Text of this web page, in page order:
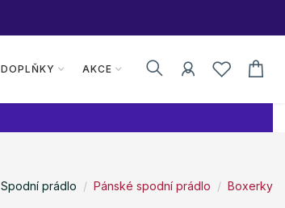
DOPLŇKY AKCE
Spodní prádlo Pánské spodní prádlo Boxerky